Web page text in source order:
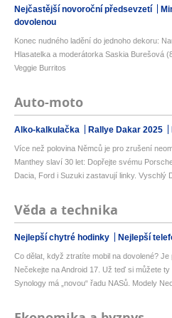
Nejčastější novoroční předsevzetí
dovolenou
Konec nudného ladění do jednoho dekoru:
Hlasatelka a moderátorka Saskia Burešová
Veggie Burritos
Auto-moto
Alko-kalkulačka Rallye Dakar 2025
Více než polovina Němců je pro zrušení
Manthey slaví 30 let: Dopřejte svému
Dacia, Ford i Suzuki zastavují linky. Vyschlý
Věda a technika
Nejlepší chytré hodinky Nejlepší
Co dělat, když ztratíte mobil na dovolené? Je
Nečekejte na Android 17. Už teď si můžete
Synology má „novou“ řadu NASů. Modely